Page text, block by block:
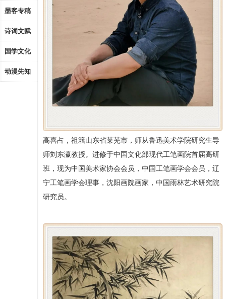
墨客专稿
诗词文赋
国学文化
动漫先知
高喜占，祖籍山东省莱芜市，师从鲁迅美术学院研究生导
师刘东瀛教授。进修于中国文化部现代工笔画院首届高研
班，现为中国美术家协会会员，中国工笔画学会会员，辽
宁工笔画学会理事，沈阳画院画家，中国雨林艺术研究院
研究员。